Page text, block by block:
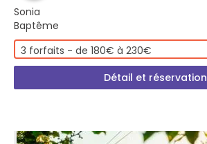
Sonia
Baptême
3 forfaits - de 180€ à 230€
Détail et réservation